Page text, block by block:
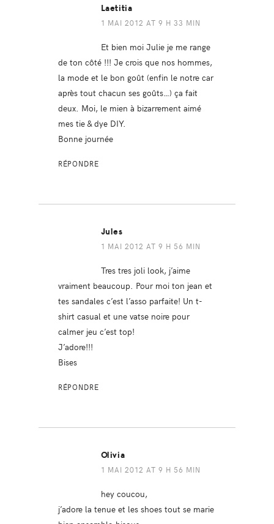
Laetitia
1 MAI 2012 AT 9 H 33 MIN
Et bien moi Julie je me range
de ton côté !!! Je crois que nos hommes,
la mode et le bon goût (enfin le notre car
après tout chacun ses goûts…) ça fait
deux. Moi, le mien à bizarrement aimé
mes tie & dye DIY.
Bonne journée
RÉPONDRE
Jules
1 MAI 2012 AT 9 H 56 MIN
Tres tres joli look, j’aime
vraiment beaucoup. Pour moi ton jean et
tes sandales c’est l’asso parfaite! Un t-
shirt casual et une vatse noire pour
calmer jeu c’est top!
J’adore!!!
Bises
RÉPONDRE
Olivia
1 MAI 2012 AT 9 H 56 MIN
hey coucou,
j’adore la tenue et les shoes tout se marie